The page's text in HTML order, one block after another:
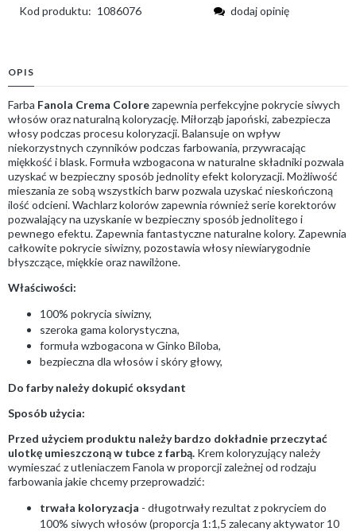
Kod produktu: 1086076
dodaj opinię
OPIS
Farba Fanola Crema Colorezapewnia perfekcyjne pokrycie siwych
włosów oraz naturalną koloryzację. Miłorząb japoński, zabezpiecza
włosy podczas procesu koloryzacji. Balansuje on wpływ
niekorzystnych czynników podczas farbowania, przywracając
miękkość i blask. Formuła wzbogacona w naturalne składniki pozwala
uzyskać w bezpieczny sposób jednolity efekt koloryzacji. Możliwość
mieszania ze sobą wszystkich barw pozwala uzyskać nieskończoną
ilość odcieni. Wachlarz kolorów zapewnia również serie korektorów
pozwalający na uzyskanie w bezpieczny sposób jednolitego i
pewnego efektu. Zapewnia fantastyczne naturalne kolory. Zapewnia
całkowite pokrycie siwizny, pozostawia włosy niewiarygodnie
błyszczące, miękkie oraz nawilżone.
Właściwości:
100% pokrycia siwizny,
szeroka gama kolorystyczna,
formuła wzbogacona w Ginko Biloba,
bezpieczna dla włosów i skóry głowy,
Do farby należy dokupić oksydant
Sposób użycia:
Przed użyciem produktu należy bardzo dokładnie przeczytać
ulotkę umieszczoną w tubce z farbą. Krem koloryzujący należy
wymieszać z utleniaczem Fanola w proporcji zależnej od rodzaju
farbowania jakie chcemy przeprowadzić:
trwała koloryzacja - długotrwały rezultat z pokryciem do
100% siwych włosów (proporcja 1:1,5 zalecany aktywator 10